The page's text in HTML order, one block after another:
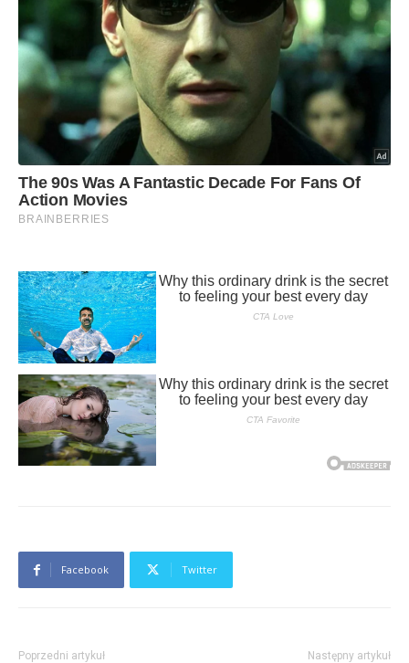
Facebook Twitter
Poprzedni artykuł Następny artykuł